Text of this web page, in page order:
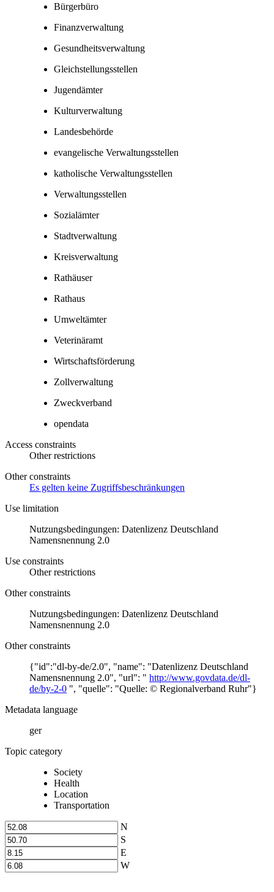
Bürgerbüro
Finanzverwaltung
Gesundheitsverwaltung
Gleichstellungsstellen
Jugendämter
Kulturverwaltung
Landesbehörde
evangelische Verwaltungsstellen
katholische Verwaltungsstellen
Verwaltungsstellen
Sozialämter
Stadtverwaltung
Kreisverwaltung
Rathäuser
Rathaus
Umweltämter
Veterinäramt
Wirtschaftsförderung
Zollverwaltung
Zweckverband
opendata
Access constraints
Other restrictions
Other constraints
Es gelten keine Zugriffsbeschränkungen
Use limitation
Nutzungsbedingungen: Datenlizenz Deutschland
Namensnennung 2.0
Use constraints
Other restrictions
Other constraints
Nutzungsbedingungen: Datenlizenz Deutschland
Namensnennung 2.0
Other constraints
{"id":"dl-by-de/2.0", "name": "Datenlizenz Deutschland
Namensnennung 2.0", "url": " http://www.govdata.de/dl-
de/by-2-0 ", "quelle": "Quelle: © Regionalverband Ruhr"}
Metadata language
ger
Topic category
Society
Health
Location
Transportation
N
S
E
W